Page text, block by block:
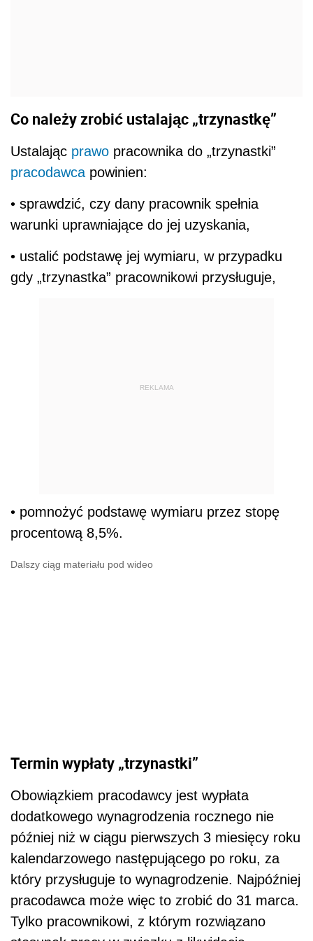
Co należy zrobić ustalając „trzynastkę”
Ustalając prawo pracownika do „trzynastki”
pracodawca powinien:
• sprawdzić, czy dany pracownik spełnia
warunki uprawniające do jej uzyskania,
• ustalić podstawę jej wymiaru, w przypadku
gdy „trzynastka” pracownikowi przysługuje,
REKLAMA
• pomnożyć podstawę wymiaru przez stopę
procentową 8,5%.
Dalszy ciąg materiału pod wideo
Termin wypłaty „trzynastki”
Obowiązkiem pracodawcy jest wypłata
dodatkowego wynagrodzenia rocznego nie
później niż w ciągu pierwszych 3 miesięcy roku
kalendarzowego następującego po roku, za
który przysługuje to wynagrodzenie. Najpóźniej
pracodawca może więc to zrobić do 31 marca.
Tylko pracownikowi, z którym rozwiązano